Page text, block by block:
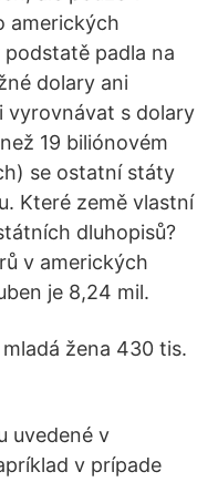
amerických
padla na
dolary ani
vyrovnávat s dolary
19 biliónovém
se ostatní státy
Které země vlastní
dluhopisů?
v amerických
je 8,24 mil.
žena 430 tis.
uvedené v
v prípade